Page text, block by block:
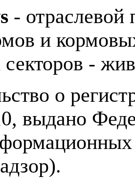
- отраслевой
и
-
о
выдано